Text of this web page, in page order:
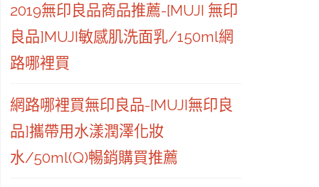
2019無印良品商品推薦-[MUJI 無印
良品]MUJI敏感肌洗面乳/150ml網
路哪裡買
網路哪裡買無印良品-[MUJI無印良
品]攜帶用水漾潤澤化妝
水/50ml(Q)暢銷購買推薦